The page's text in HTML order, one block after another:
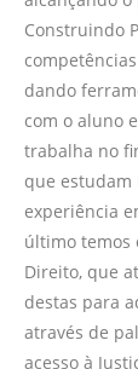
Construindo
dando
com o aluno
trabalha no
que estudam
experiência
último temos
Direito, que
destas para
através de
acesso à